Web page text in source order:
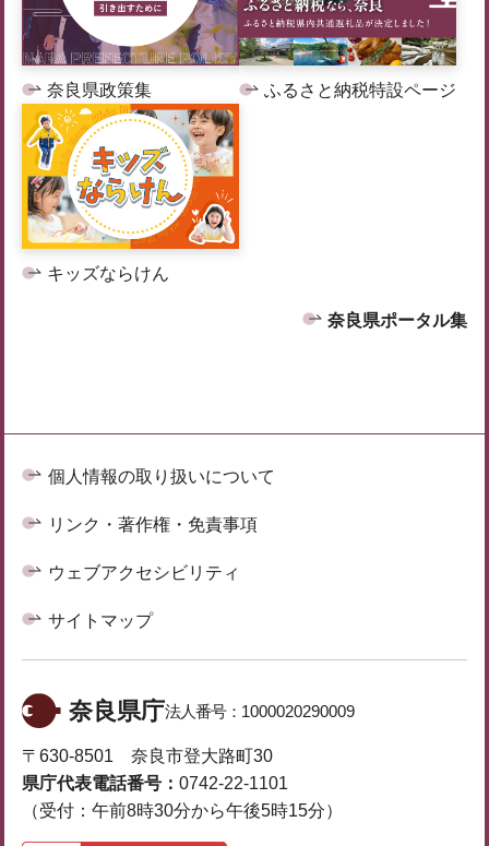
奈良県政策集 ふるさと納税特設ページ
キッズならけん
奈良県ポータル集
個人情報の取り扱いについて
リンク・著作権・免責事項
ウェブアクセシビリティ
サイトマップ
奈良県庁法人番号： 1000020290009
〒630-8501 奈良市登大路町30
県庁代表電話番号： 0742-22-1101
（受付：午前8時30分から午後5時15分）